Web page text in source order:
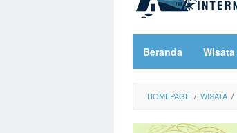
Beranda Wisata
HOMEPAGE / WISATA /